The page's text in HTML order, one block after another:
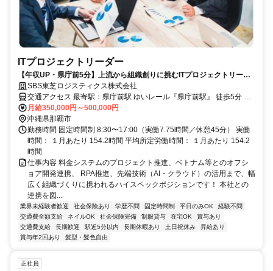
ITプロジェクトリーダー
【年収UP・県庁前5分】上流から組織創りに挑むITプロジェクトリーダ
ー！要件定義〜オフショア連携で手応え
SBS東芝ロジスティクス株式会社
交通アクセス 最寄駅：県庁前駅 ゆいレール『県庁前駅』 徒歩5分 ※
マイカー通勤不可（公共交通機関をご利用ください） ※原則出社
（台風等の災害時は在宅にてテレワークの場合あり）
月給350,000円～500,000円
沖縄県那覇市
勤務時間 固定時間制 8:30〜17:00（実働7.75時間／休憩45分） 実働
時間： １月あたり 154.2時間 平均所定労働時間： １月あたり 154.2
時間
仕事内容 料金システムのプロジェクト推進、ベトナム等とのオフシ
ョア開発連携、 RPA推進、先端技術（AI・クラウド）の活用まで、幅
広く組織づくりに携われるハイスペックポジションです！ 本社との
連携を図...
業界未経験者歓迎 社会保険あり 学歴不問 固定時間制 平日のみOK
経験不問
交通費全額支給
ネイルOK 社会保険完備 制服貸与 在宅OK
賞与あり
交通費支給
長期歓迎 駅近5分以内 長期休暇あり 土日祝休み
昇給あり
賞与年2回あり
髪型・髪色自由
正社員